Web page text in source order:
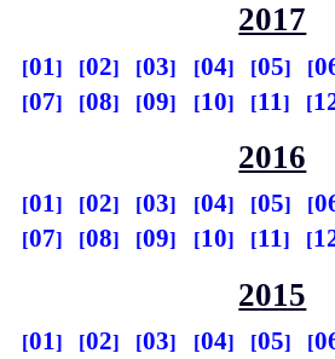
2017
01 02 03 04 05
07
08 09 10 11
2016
01 02 03 04 05
07
08 09 10 11
2015
01 02 03 04 05